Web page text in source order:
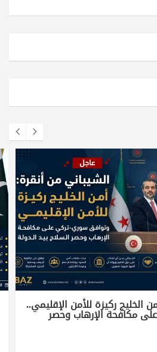
الخليج ركيزة للأمن الإقليمي..
مكافحة الإرهاب وحصر